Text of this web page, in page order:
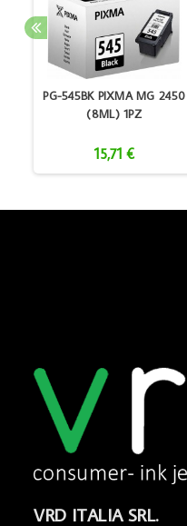
PG-545BK PIXMA MG 2450
(8ML) 1PZ
15,71 €
VRD ITALIA SRL.